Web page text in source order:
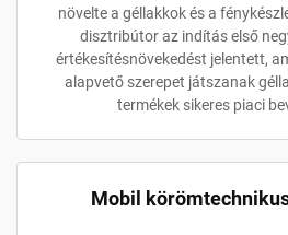
növelte a géllakkok és a
disztribútor az indítás első
értékesítésnövekedést jelentett,
alapvető szerepet játszanak
termékek sikeres piaci
Mobil